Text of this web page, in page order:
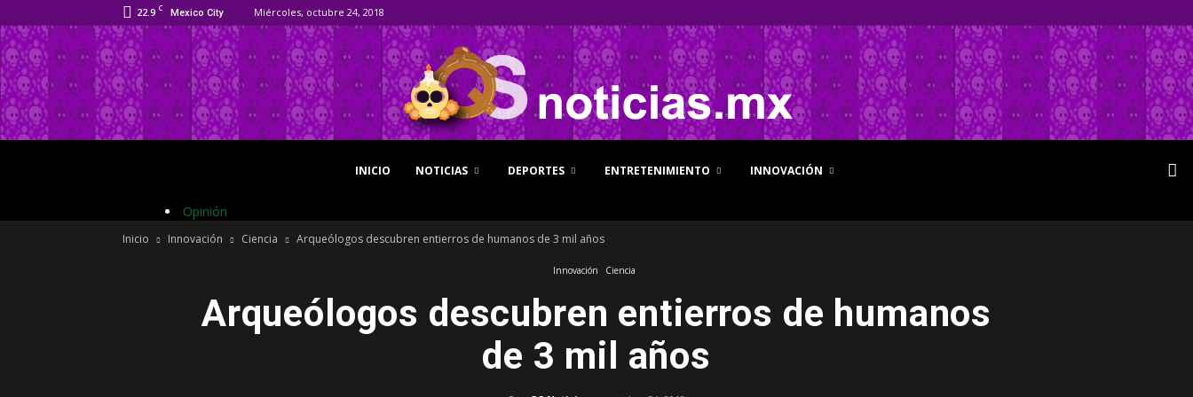
22.9 C Mexico City Miércoles, octubre 24, 2018
Noticias
INICIO NOTICIAS DEPORTES ENTRETENIMIENTO INNOVACIÓN
Opinión
Inicio Innovación Ciencia Arqueólogos descubren entierros de humanos de 3 mil años
Innovación Ciencia
Arqueólogos descubren entierros de humanos
de 3 mil años